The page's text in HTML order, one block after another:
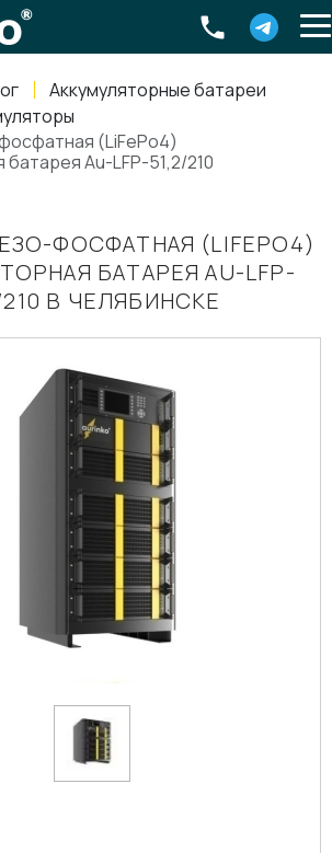
Аккумуляторные батареи
(LiFePo4)
батарея Au-LFP-51,2/210
ФОСФАТНАЯ (LIFEPO4)
БАТАРЕЯ AU-LFP-
210 В ЧЕЛЯБИНСКЕ
область Екатеринбург ,